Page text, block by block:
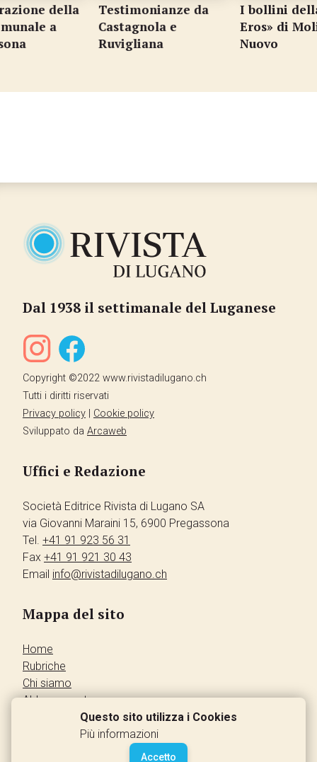
della
a
Testimonianze da
Castagnola e
Ruvigliana
I bollini
Eros» di
Nuovo
…
Dal 1938 il settimanale del Luganese
Copyright ©2022 www.rivistadilugano.ch
Tutti i diritti riservati
Privacy policy
Cookie policy
Sviluppato da Arcaweb
Uffici e Redazione
Società Editrice Rivista di Lugano SA
via Giovanni Maraini 15, 6900 Pregassona
Tel. +41 91 923 56 31
Fax +41 91 921 30 43
Email info@rivistadilugano.ch
Mappa del sito
Home
Rubriche
Chi siamo
Abbonamento
Annunci dei lettori
Questo sito utilizza i Cookies
Più informazioni
Accetto